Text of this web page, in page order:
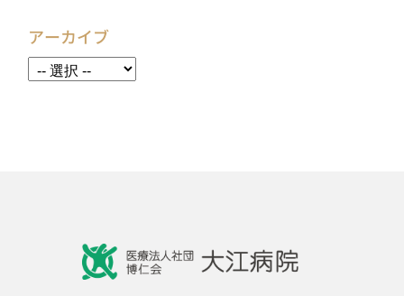
アーカイブ